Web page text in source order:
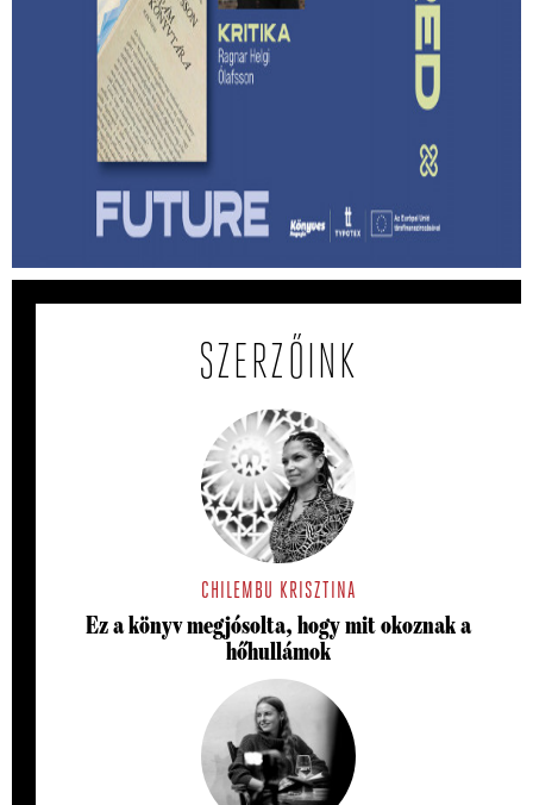
Lehet-e izgalmas egy
hagyatékfelszámolás? – Ragnar Helgi
Ólafsson: Apám könyvtára
Megmenthető-e a feledéstől mindaz, ami számunkra
értékes akkor, ha írunk róla?
SZERZŐINK
CHILEMBU KRISZTINA
Ez a könyv megjósolta, hogy mit okoznak a
hőhullámok